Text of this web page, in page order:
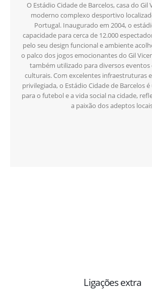
O Estádio Cidade de Barcelos, casa do Gil
moderno complexo desportivo
Portugal. Inaugurado em 2004, o
capacidade para cerca de 12.000
pelo seu design funcional e ambiente
o palco dos jogos emocionantes do Gil
também utilizado para diversos
culturais. Com excelentes infraestruturas
privilegiada, o Estádio Cidade de Barcelos
para o futebol e a vida social na cidade,
a paixão dos adeptos
Ligações extra